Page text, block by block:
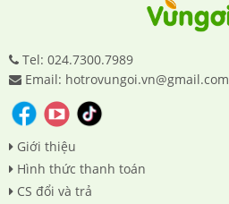
Tel: 024.7300.7989
Email: hotrovungoi.vn@gmail.com
Giới thiệu
Hình thức thanh toán
CS đổi và trả